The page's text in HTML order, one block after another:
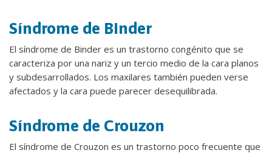
Síndrome de Binder
El síndrome de Binder es un trastorno congénito que se
caracteriza por una nariz y un tercio medio de la cara planos
y subdesarrollados. Los maxilares también pueden verse
afectados y la cara puede parecer desequilibrada.
Síndrome de Crouzon
El síndrome de Crouzon es un trastorno poco frecuente que